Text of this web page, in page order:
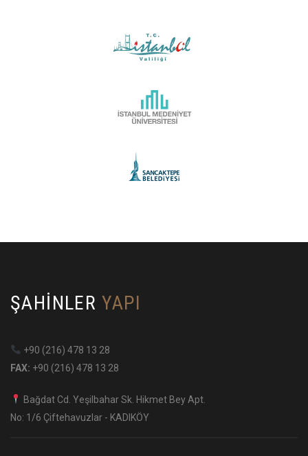
ŞAHINLER YAPI
+90 (216) 478 13 28
FAX: +90 (216) 478 13 28
Bağdat Cd. Yeşilbahar Sk. Hikmet Bey Apt.
No: 1/6 Çiftehavuzlar - KADIKÖY